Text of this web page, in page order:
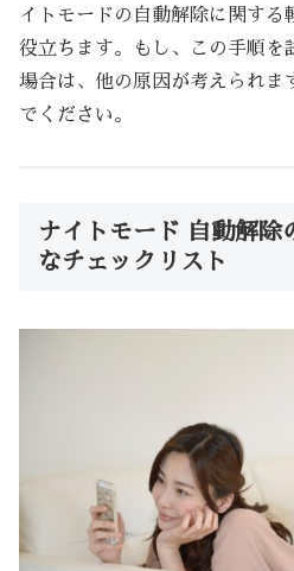
イトモードの自動解除に関する
役立ちます。もし、この手順を
場合は、他の原因が考えられま
でください。
ナイトモード 自動解除
なチェックリスト